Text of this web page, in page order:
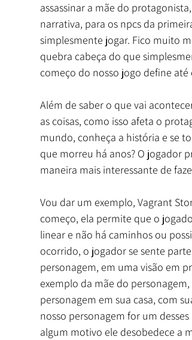
assassinar a mãe do
narrativa, para os npcs da
simplesmente jogar. Fico muito
quebra cabeça do que
começo do nosso jogo define até
Além de saber o que vai
as coisas, como isso afeta o
mundo, conheça a história e se
que morreu há anos? O jogador
maneira mais interessante de
Vou dar um exemplo, Vagrant
começo, ela permite que o
linear e não há caminhos ou
ocorrido, o jogador se sente
personagem, em uma visão em
exemplo da mãe do
personagem em sua casa, com
nosso personagem for um
algum motivo ele desobedece a